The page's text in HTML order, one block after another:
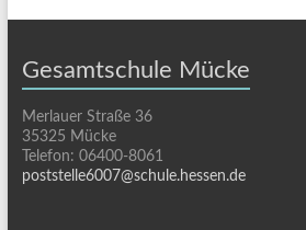
Gesamtschule Mücke
Merlauer Straße 36
35325 Mücke
Telefon: 06400-8061
poststelle6007@schule.hessen.de